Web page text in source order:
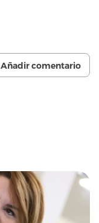
Añadir comentario